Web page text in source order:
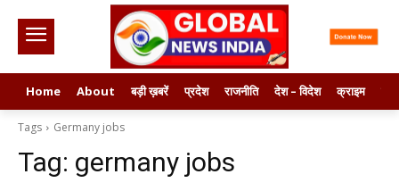
Home About बड़ी ख़बरें प्रदेश राजनीति देश – विदेश क्राइम
Tags Germany jobs
Tag: germany jobs